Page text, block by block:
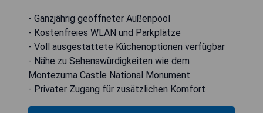
- Ganzjährig geöffneter Außenpool
- Kostenfreies WLAN und Parkplätze
- Voll ausgestattete Küchenoptionen verfügbar
- Nähe zu Sehenswürdigkeiten wie dem
Montezuma Castle National Monument
- Privater Zugang für zusätzlichen Komfort